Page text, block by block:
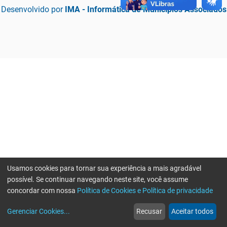
Desenvolvido por IMA - Informática de Municípios Associados
web
Notícias
more_horiz
Mais
Usamos cookies para tornar sua experiência a mais agradável
possível. Se continuar navegando neste site, você assume
concordar com nossa Política de Cookies e Política de privacidade
Gerenciar Cookies... Recusar Aceitar todos
Erro ao enviar informações, por favor tente novamente